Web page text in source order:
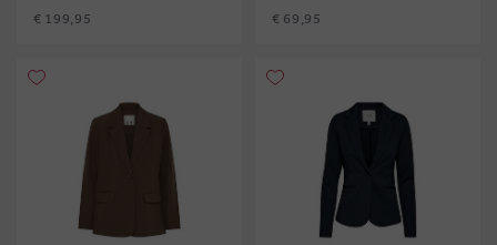
€ 199,95 € 69,95